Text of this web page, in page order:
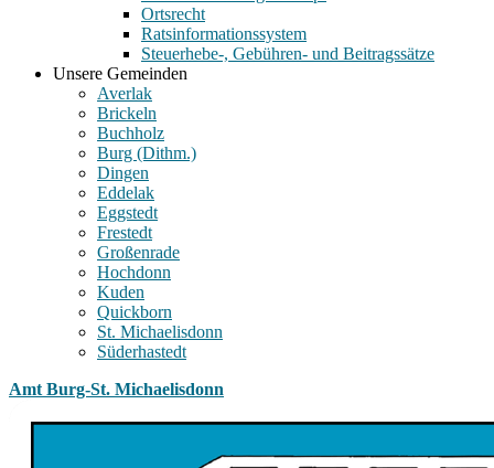
Ortsrecht
Ratsinformationssystem
Steuerhebe-, Gebühren- und Beitragssätze
Unsere Gemeinden
Averlak
Brickeln
Buchholz
Burg (Dithm.)
Dingen
Eddelak
Eggstedt
Frestedt
Großenrade
Hochdonn
Kuden
Quickborn
St. Michaelisdonn
Süderhastedt
Amt Burg-St. Michaelisdonn